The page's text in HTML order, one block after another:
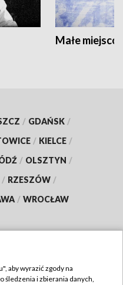
Małe
/ GDAŃSK /
/ KIELCE /
/ OLSZTYN /
/ RZESZÓW /
/ WROCŁAW
aby wyrazić zgody na
śledzenia i zbierania danych,